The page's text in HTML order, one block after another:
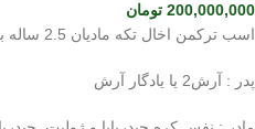
200,000,000 تومان
اسب ترکمن اخال تکه مادیان 2.5 ساله به رنگ کهر
پدر : آرش2 یا یادگار آرش